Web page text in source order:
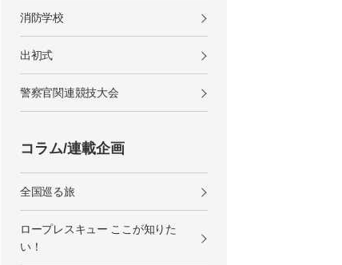
消防学校
出初式
警察官関連競技大会
コラム/連載企画
全国巡る旅
ロープレスキュー ここが知りた
い！